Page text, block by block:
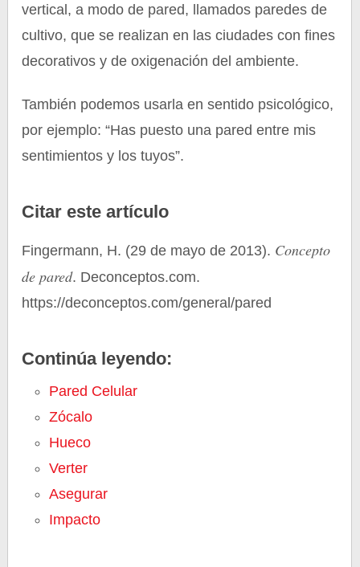
vertical, a modo de pared, llamados paredes de
cultivo, que se realizan en las ciudades con fines
decorativos y de oxigenación del ambiente.
También podemos usarla en sentido psicológico,
por ejemplo: “Has puesto una pared entre mis
sentimientos y los tuyos”.
Citar este artículo
Fingermann, H. (29 de mayo de 2013). Concepto
de pared. Deconceptos.com.
https://deconceptos.com/general/pared
Continúa leyendo:
Pared Celular
Zócalo
Hueco
Verter
Asegurar
Impacto